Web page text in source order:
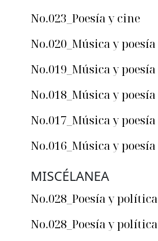
No.023_Poesía y cine
No.020_Música y poesía
No.019_Música y poesía
No.018_Música y poesía
No.017_Música y poesía
No.016_Música y poesía
MISCÉLANEA
No.028_Poesía y política
No.028_Poesía y política